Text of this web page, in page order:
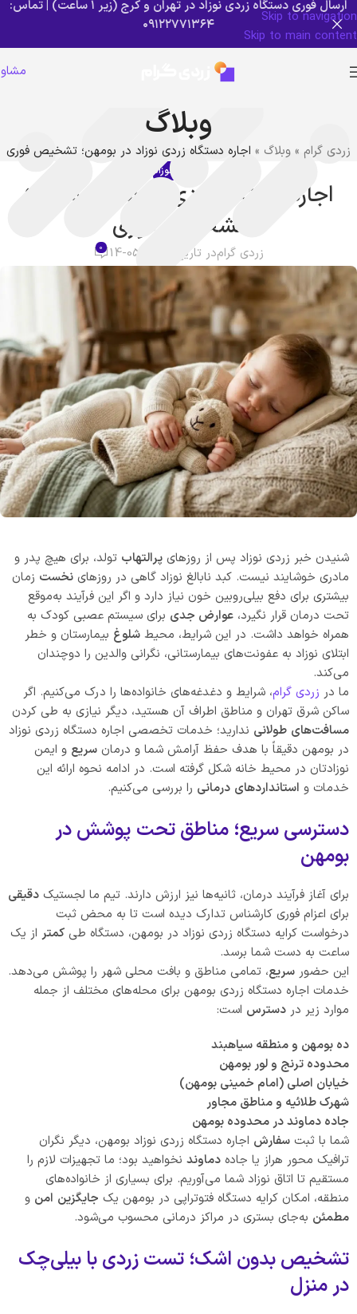
Skip to navigation
Skip to main content
ارسال فوری دستگاه زردی نوزاد در تهران و کرج (زیر ۱ ساعت) | تماس:
۰۹۱۲۲۷۷۱۳۶۴
وبلاگ
زردی گرام » وبلاگ » اجاره دستگاه زردی نوزاد در بومهن؛ تشخیص فوری
سلامت نوزاد
اجاره دستگاه زردی نوزاد در بومهن؛
تشخیص فوری
زردی گرامدر تاریخ 2026-05-14 0
شنیدن خبر زردی نوزاد پس از روزهای پرالتهاب تولد، برای هیچ پدر و
مادری خوشایند نیست. کبد نابالغ نوزاد گاهی در روزهای نخست زمان
بیشتری برای دفع بیلی‌روبین خون نیاز دارد و اگر این فرآیند به‌موقع
تحت درمان قرار نگیرد، عوارض جدی برای سیستم عصبی کودک به
همراه خواهد داشت. در این شرایط، محیط شلوغ بیمارستان و خطر
ابتلای نوزاد به عفونت‌های بیمارستانی، نگرانی والدین را دوچندان
می‌کند.
ما در زردی گرام، شرایط و دغدغه‌های خانواده‌ها را درک می‌کنیم. اگر
ساکن شرق تهران و مناطق اطراف آن هستید، دیگر نیازی به طی کردن
مسافت‌های طولانی ندارید؛ خدمات تخصصی اجاره دستگاه زردی نوزاد
در بومهن دقیقاً با هدف حفظ آرامش شما و درمان سریع و ایمن
نوزادتان در محیط خانه شکل گرفته است. در ادامه نحوه ارائه این
خدمات و استانداردهای درمانی را بررسی می‌کنیم.
دسترسی سریع؛ مناطق تحت پوشش در
بومهن
برای آغاز فرآیند درمان، ثانیه‌ها نیز ارزش دارند. تیم ما لجستیک دقیقی
برای اعزام فوری کارشناس تدارک دیده است تا به محض ثبت
درخواست کرایه دستگاه زردی نوزاد در بومهن، دستگاه طی کمتر از یک
ساعت به دست شما برسد.
این حضور سریع، تمامی مناطق و بافت محلی شهر را پوشش می‌دهد.
خدمات اجاره دستگاه زردی بومهن برای محله‌های مختلف از جمله
موارد زیر در دسترس است:
ده بومهن و منطقه سیاهبند
محدوده ترنج و لور بومهن
خیابان اصلی (امام خمینی بومهن)
شهرک طلائیه و مناطق مجاور
جاده دماوند در محدوده بومهن
شما با ثبت سفارش اجاره دستگاه زردی نوزاد بومهن، دیگر نگران
ترافیک محور هراز یا جاده دماوند نخواهید بود؛ ما تجهیزات لازم را
مستقیم تا اتاق نوزاد شما می‌آوریم. برای بسیاری از خانواده‌های
منطقه، امکان کرایه دستگاه فتوتراپی در بومهن یک جایگزین امن و
مطمئن به‌جای بستری در مراکز درمانی محسوب می‌شود.
تشخیص بدون اشک؛ تست زردی با بیلی‌چک
در منزل